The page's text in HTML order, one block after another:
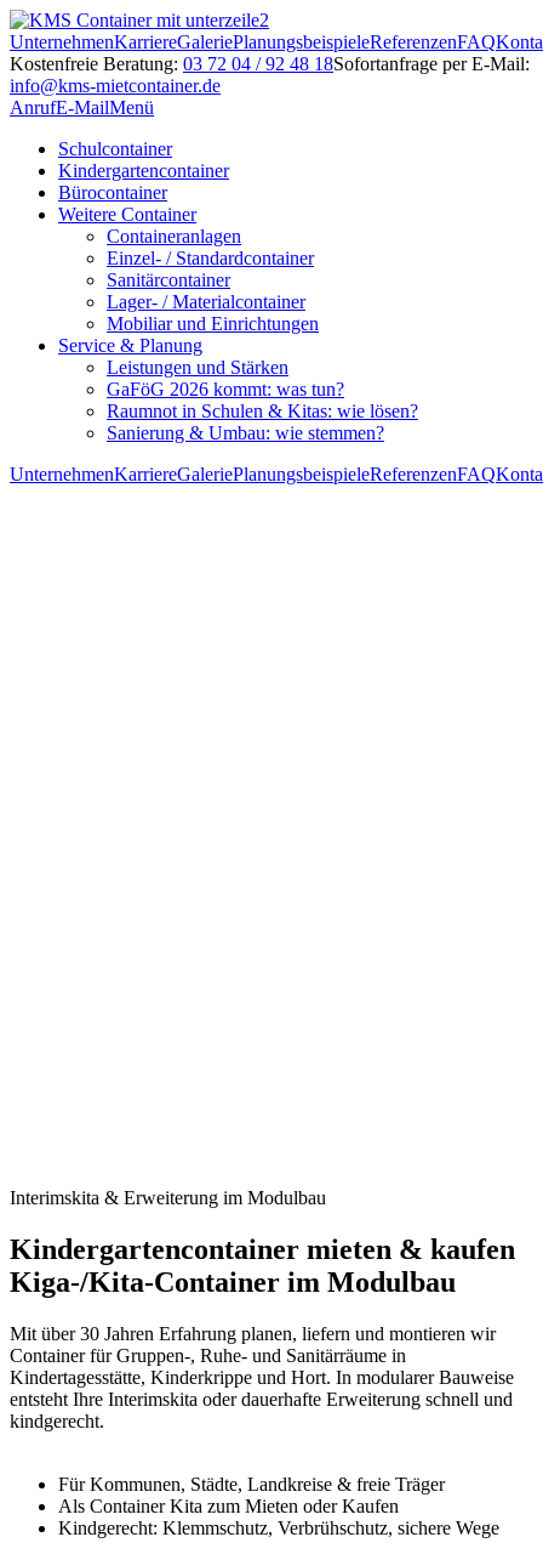
UnternehmenKarriereGaleriePlanungsbeispieleReferenzenFAQ
Kostenfreie Beratung: 03 72 04 / 92 48 18Sofortanfrage per E-Mail:
info@kms-mietcontainer.de
AnrufE-MailMenü
Schulcontainer
Kindergartencontainer
Bürocontainer
Weitere Container
Containeranlagen
Einzel- / Standardcontainer
Sanitärcontainer
Lager- / Materialcontainer
Mobiliar und Einrichtungen
Service & Planung
Leistungen und Stärken
GaFöG 2026 kommt: was tun?
Raumnot in Schulen & Kitas: wie lösen?
Sanierung & Umbau: wie stemmen?
UnternehmenKarriereGaleriePlanungsbeispieleReferenzenFAQ
Interimskita & Erweiterung im Modulbau
Kindergartencontainer mieten & kaufen
Kiga-/Kita-Container im Modulbau
Mit über 30 Jahren Erfahrung planen, liefern und montieren wir
Container für Gruppen-, Ruhe- und Sanitärräume in
Kindertagesstätte, Kinderkrippe und Hort. In modularer Bauweise
entsteht Ihre Interimskita oder dauerhafte Erweiterung schnell und
kindgerecht.
Für Kommunen, Städte, Landkreise & freie Träger
Als Container Kita zum Mieten oder Kaufen
Kindgerecht: Klemmschutz, Verbrühschutz, sichere Wege